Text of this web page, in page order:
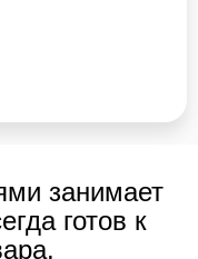
занимает
готов к